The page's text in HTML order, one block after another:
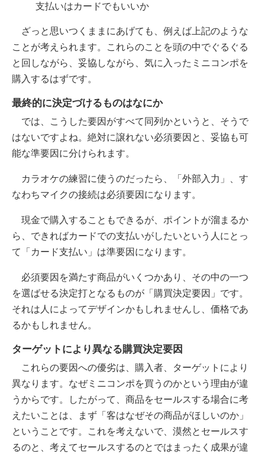
支払いはカードでもいいか
ざっと思いつくままにあげても、例えば上記のような
ことが考えられます。これらのことを頭の中でぐるぐる
と回しながら、妥協しながら、気に入ったミニコンポを
購入するはずです。
最終的に決定づけるものはなにか
では、こうした要因がすべて同列かというと、そうで
はないですよね。絶対に譲れない必須要因と、妥協も可
能な準要因に分けられます。
カラオケの練習に使うのだったら、「外部入力」、す
なわちマイクの接続は必須要因になります。
現金で購入することもできるが、ポイントが溜まるか
ら、できればカードでの支払いがしたいという人にとっ
て「カード支払い」は準要因になります。
必須要因を満たす商品がいくつかあり、 その中の一つ
を選ばせる決定打となるものが「購買決定要因」です。
それは人によってデザインかもしれませんし、価格であ
るかもしれません。
ターゲットにより異なる購買決定要因
これらの要因への優劣は、購入者、ターゲットにより
異なります。なぜミニコンポを買うのかという理由が違
うからです。したがって、商品をセールスする場合に考
えたいことは、まず「客はなぜその商品がほしいのか」
ということです。これを考えないで、漠然とセールスす
るのと、考えてセールスするのとではまったく成果が違